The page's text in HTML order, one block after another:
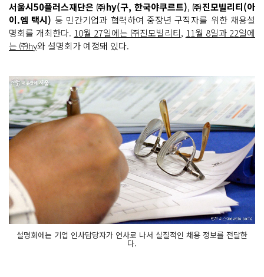
서울시50플러스재단은 ㈜hy(구, 한국야쿠르트), ㈜진모빌리티(아
이.엠 택시) 등 민간기업과 협력하여 중장년 구직자를 위한 채용설
명회를 개최한다. 10월 27일에는 ㈜진모빌리티, 11월 8일과 22일에
는 ㈜hy와 설명회가 예정돼 있다.
설명회에는 기업 인사담당자가 연사로 나서 실질적인 채용 정보를 전달한
다.